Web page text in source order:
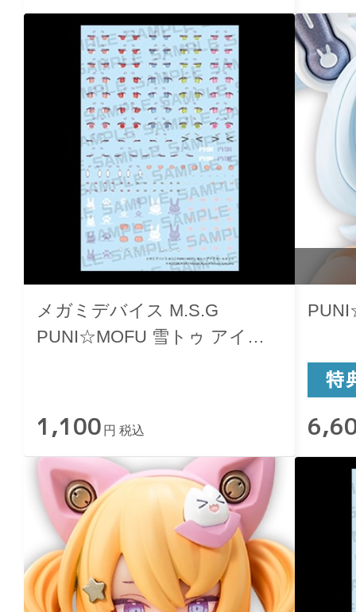
メガミデバイス M.S.G
PUNI☆MOFU 雪トゥ アイデ
1,100 円 税込